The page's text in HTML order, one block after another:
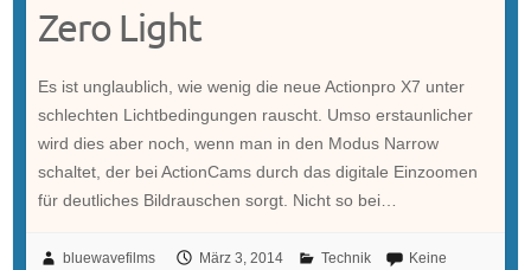
Zero Light
Es ist unglaublich, wie wenig die neue Actionpro X7 unter
schlechten Lichtbedingungen rauscht. Umso erstaunlicher
wird dies aber noch, wenn man in den Modus Narrow
schaltet, der bei ActionCams durch das digitale Einzoomen
für deutliches Bildrauschen sorgt. Nicht so bei…
bluewavefilms März 3, 2014 Technik
Keine